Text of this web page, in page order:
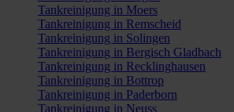
Tankreinigung in Moers
Tankreinigung in Remscheid
Tankreinigung in Solingen
Tankreinigung in Bergisch Gladbach
Tankreinigung in Recklinghausen
Tankreinigung in Bottrop
Tankreinigung in Paderborn
Tankreinigung in Neuss